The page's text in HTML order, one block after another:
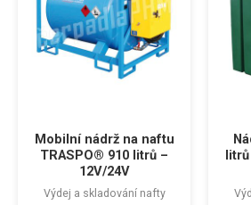
Mobilní nádrž na naftu
TRASPO® 910 litrů –
12V/24V
Výdej a skladování nafty